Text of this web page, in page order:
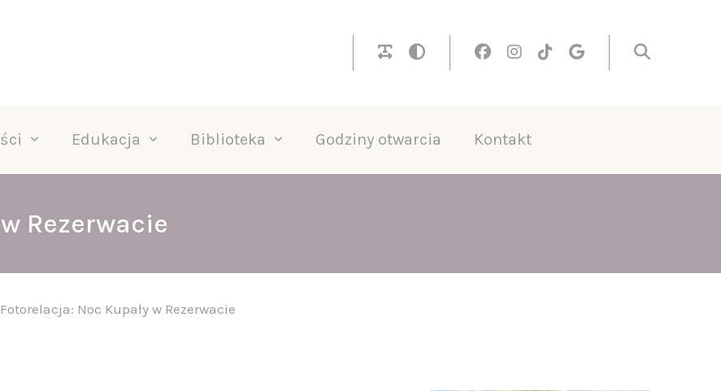
Edukacja Biblioteka Godziny otwarcia Kontakt
Rezerwacie
Fotorelacja: Noc Kupały w Rezerwacie